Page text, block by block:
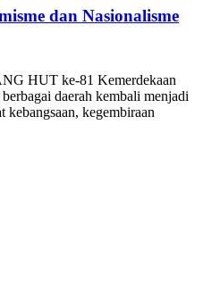
dan Nasionalisme
HUT ke-81 Kemerdekaan
daerah kembali menjadi
kebangsaan, kegembiraan